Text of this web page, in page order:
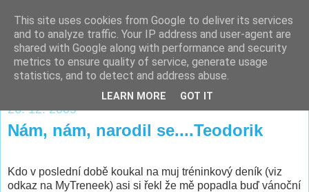
Majkův sem-tam-blog
...sportování, trénink, závodění a tak vůbec...:)
26. 12. 2009
Nám, nám, narodil se....Teodorik
Kdo v poslední době koukal na muj tréninkový deník (viz
odkaz na MyTreneek) asi si řekl že mě popadla buď vánoční
This site uses cookies from Google to deliver its services
and to analyze traffic. Your IP address and user-agent are
shared with Google along with performance and security
metrics to ensure quality of service, generate usage
statistics, and to detect and address abuse.
LEARN MORE GOT IT